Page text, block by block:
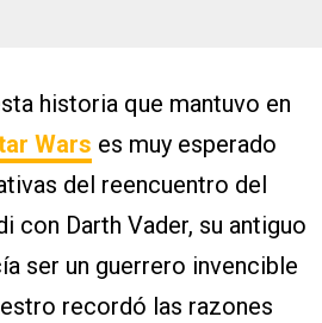
historia que mantuvo en
Wars es muy esperado
del reencuentro del
con Darth Vader, su antiguo
ser un guerrero invencible
recordó las razones